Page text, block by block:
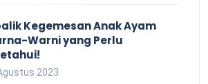
Kegemesan Anak Ayam
Warni yang Perlu
2023